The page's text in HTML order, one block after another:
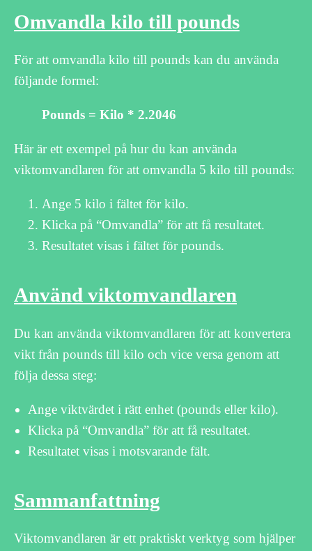
Omvandla kilo till pounds
För att omvandla kilo till pounds kan du använda
följande formel:
Pounds = Kilo * 2.2046
Här är ett exempel på hur du kan använda
viktomvandlaren för att omvandla 5 kilo till pounds:
Ange 5 kilo i fältet för kilo.
Klicka på “Omvandla” för att få resultatet.
Resultatet visas i fältet för pounds.
Använd viktomvandlaren
Du kan använda viktomvandlaren för att konvertera
vikt från pounds till kilo och vice versa genom att
följa dessa steg:
Ange viktvärdet i rätt enhet (pounds eller kilo).
Klicka på “Omvandla” för att få resultatet.
Resultatet visas i motsvarande fält.
Sammanfattning
Viktomvandlaren är ett praktiskt verktyg som hjälper